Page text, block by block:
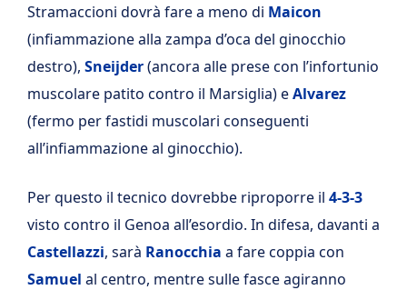
Stramaccioni dovrà fare a meno di Maicon
(infiammazione alla zampa d’oca del ginocchio
destro), Sneijder(ancora alle prese con l’infortunio
muscolare patito contro il Marsiglia) eAlvarez
(fermo per fastidi muscolari conseguenti
all’infiammazione al ginocchio).
Per questo il tecnico dovrebbe riproporre il 4-3-3
visto contro il Genoa all’esordio. In difesa, davanti a
Castellazzi, sarà Ranocchia a fare coppia con
Samuel al centro, mentre sulle fasce agiranno